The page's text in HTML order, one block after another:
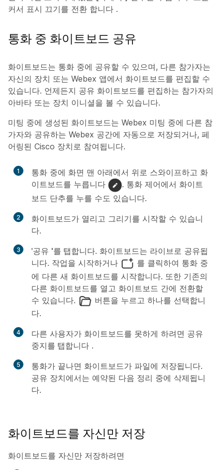
커서 표시 끄기를 전환 합니다 .
통화 중 화이트보드 공유
화이트보드는 통화 중에 공유할 수 있으며, 다른 참가자는
자신의 장치 또는 Webex 앱에서 화이트보드를 편집할 수
있습니다. 언제든지 공유 화이트보드를 편집하는 참가자의
아바타 또는 장치 이니셜을 볼 수 있습니다.
미팅 중에 생성된 화이트보드는 Webex 미팅 중에 다른 참
가자와 공유하는 Webex 공간에 자동으로 저장되거나, 페
어링된 Cisco 장치로 참여됩니다.
1
통화 중에 화면 맨 아래에서 위로 스와이프하고 화
이트보드를 누릅니다
. 통화 제어에서 화이트
보드 단추를 누를 수도 있습니다.
2
화이트보드가 열리고 그리기를 시작할 수 있습니
다.
3 '공유 '를 탭합니다. 화이트보드는 라이브로 공유됩
니다. 작업을 시작하거나
를 클릭하여 통화 중
에 다른 새 화이트보드를 시작합니다. 또한 기존의
다른 화이트보드를 열고 화이트보드 간에 전환할
수 있습니다.
버튼을 누르고 하나를 선택합니
다.
4
다른 사용자가 화이트보드를 못하게 하려면 공유
중지를 탭합니다 .
5 통화가 끝나면 화이트보드가 파일에 저장됩니다.
공유 장치에서는 예약된 다음 정리 중에 삭제됩니
다.
화이트보드를 자신만 저장
화이트보드를 자신만 저장하려면